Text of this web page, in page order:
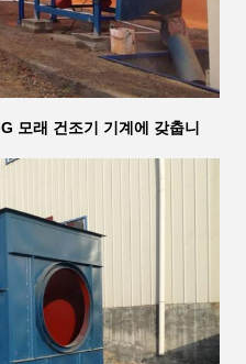
모래 건조기 기계에 갖춥니